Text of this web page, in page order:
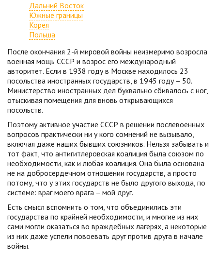
Дальний Восток
Южные границы
Корея
Польша
После окончания 2-й мировой войны неизмеримо возросла
военная мощь СССР и возрос его международный
авторитет. Если в 1938 году в Москве находилось 23
посольства иностранных государств, в 1945 году – 50.
Министерство иностранных дел буквально сбивалось с ног,
отыскивая помещения для вновь открывающихся
посольств.
Поэтому активное участие СССР в решении послевоенных
вопросов практически ни у кого сомнений не вызывало,
включая даже наших бывших союзников. Нельзя забывать и
тот факт, что антигитлеровская коалиция была союзом по
необходимости, как и любая коалиция. Она была основана
не на добросердечном отношении государств, а просто
потому, что у этих государств не было другого выхода, по
системе: враг моего врага – мой друг.
Есть смысл вспомнить о том, что объединились эти
государства по крайней необходимости, и многие из них
сами могли оказаться во враждебных лагерях, а некоторые
из них даже успели повоевать друг против друга в начале
войны.